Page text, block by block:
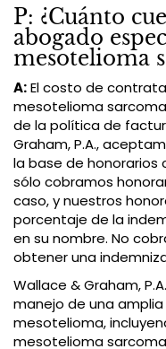
P: ¿Cuánto
abogado
mesotelioma
A:El costo de
mesotelioma
de la política de
Graham, P.A.,
la base de honorarios
sólo cobramos
caso, y nuestros
porcentaje de la
en su nombre. No
obtener una
Wallace & Graham,
manejo de una
mesotelioma,
mesotelioma